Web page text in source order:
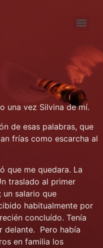
una vez Silvina de mí.
de esas palabras, que
frías como escarcha al
que me quedara. La
traslado al primer
salario que
habitualmente por
concluído. Tenía
delante. Pero había
en familia los